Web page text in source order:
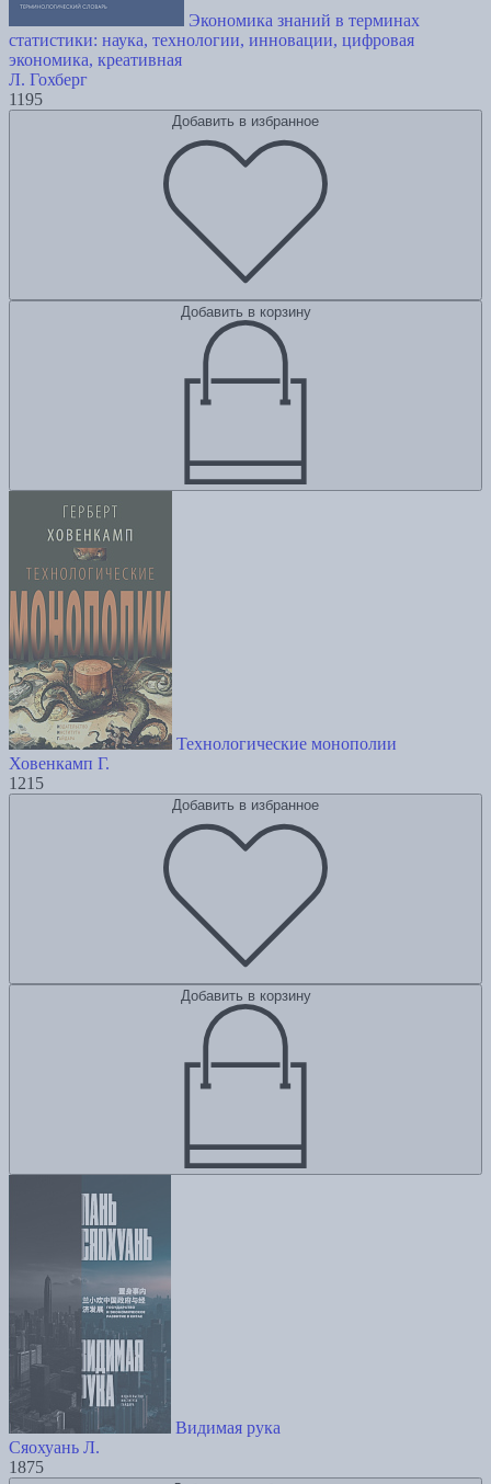
Экономика знаний в терминах
статистики: наука, технологии, инновации, цифровая
экономика, креативная
Л. Гохберг
1195
Добавить в избранное
Добавить в корзину
Технологические монополии
Ховенкамп Г.
1215
Добавить в избранное
Добавить в корзину
Видимая рука
Сяохуань Л.
1875